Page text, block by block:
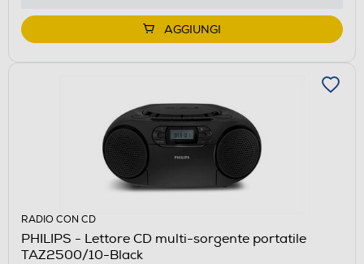
AGGIUNGI
RADIO CON CD
PHILIPS - Lettore CD multi-sorgente portatile
TAZ2500/10-Black